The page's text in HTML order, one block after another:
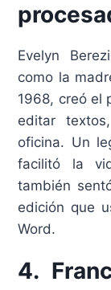
Evelyn
como la
1968, creó el
editar
oficina. Un
facilitó la
también
edición que
Word.
4.